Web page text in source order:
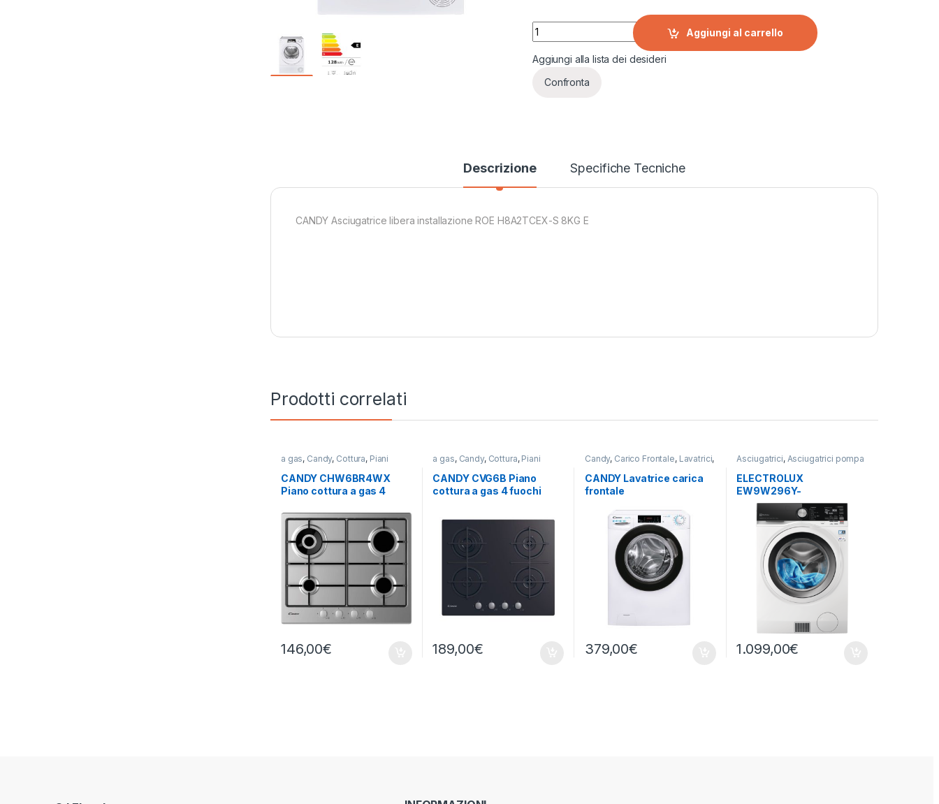
CANDY Asciugatrice libera installazione ROE H8A2TCEX-S 8KG E quantity
Aggiungi al carrello
Aggiungi alla lista dei desideri
Confronta
Descrizione Specifiche Tecniche
CANDY Asciugatrice libera installazione ROE H8A2TCEX-S 8KG E
Prodotti correlati
a gas, Candy, Cottura, Piani
Cottura
CANDY CHW6BR4WX
Piano cottura a gas 4
146,00€
a gas, Candy, Cottura, Piani
Cottura
CANDY CVG6B Piano
cottura a gas 4 fuochi
189,00€
Candy, Carico Frontale, Lavatrici,
Libera Installazione
CANDY Lavatrice carica
frontale
1400 RPM
379,00€
Asciugatrici, Asciugatrici pompa
di calore
Carico Frontale ,
Electrolux,Lavasciuga
Libera Installazione
ELECTROLUX
EW9W296Y-
LAVASCIUGA POMPA DI
CALORE 9+6 KG
1.099,00€